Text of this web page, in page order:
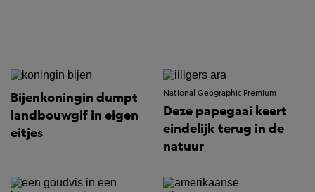
Bijenkoningin dumpt
landbouwgif in eigen
eitjes
National Geographic Premium
Deze papegaai keert
eindelijk terug in de
natuur